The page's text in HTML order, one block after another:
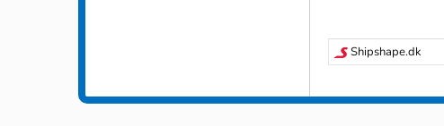
Shipshape.dk